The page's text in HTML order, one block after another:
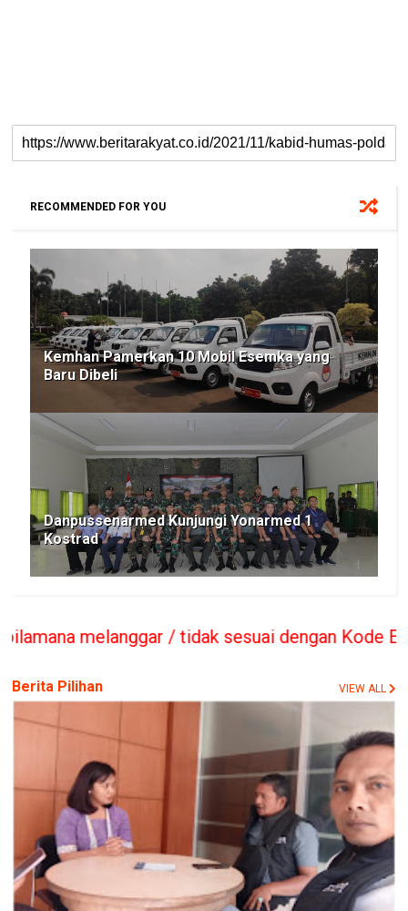
RECOMMENDED FOR YOU
Kemhan Pamerkan 10 Mobil Esemka yang
Baru Dibeli
Danpussenarmed Kunjungi Yonarmed 1
Kostrad
sesuai dengan Kode Etik Jurnalis
Berita Pilihan VIEW ALL